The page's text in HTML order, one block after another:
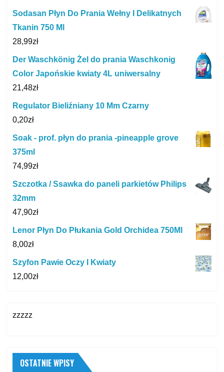
Sodasan Płyn Do Prania Wełny I Delikatnych
Tkanin 750 Ml
28,99zł
Der Waschkönig Żel do prania Waschkonig
Color Japońskie kwiaty 4L uniwersalny
21,48zł
Regulator Bieliźniany 10 Mm Czarny
0,20zł
Soak - prof. płyn do prania -pineapple grove
375ml
74,99zł
Szczotka / Ssawka do paneli parkietów Philips
32mm
47,90zł
Lenor Płyn Do Płukania Gold Orchidea 750Ml
8,00zł
Szyfon Pawie Oczy I Kwiaty
12,00zł
zzzzz
OSTATNIE WPISY